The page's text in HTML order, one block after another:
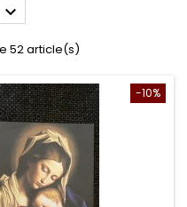

52 article(s)
-10%